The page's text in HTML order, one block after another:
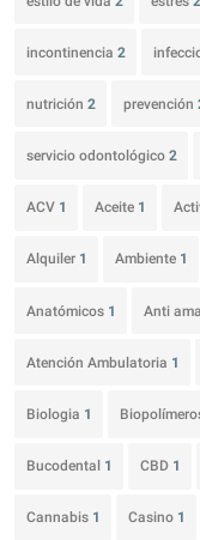
incontinencia 2
nutrición 2 prevención
servicio odontológico 2
ACV 1 Aceite 1
Alquiler 1 Ambiente 1
Anatómicos 1 Anti
Atención Ambulatoria 1
Biologia 1
Bucodental 1 CBD 1
Cannabis 1 Casino 1